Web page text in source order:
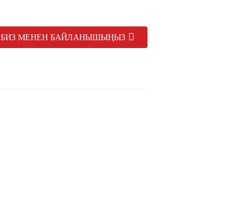
БИЗ МЕНЕН БАЙЛАНЫШЫҢЫЗ